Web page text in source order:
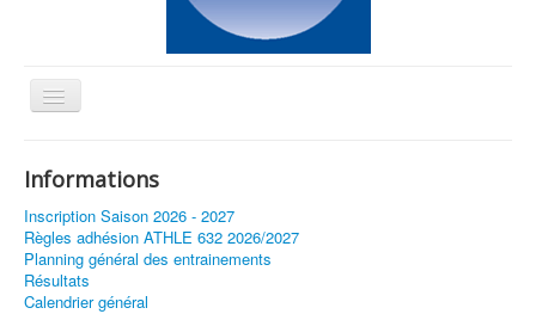
Basculer
la
Vous êtes ici :
Informations
Inscription Saison 2026 - 2027
Règles adhésion ATHLE 632 2026/2027
Planning général des entrainements
Résultats
Calendrier général